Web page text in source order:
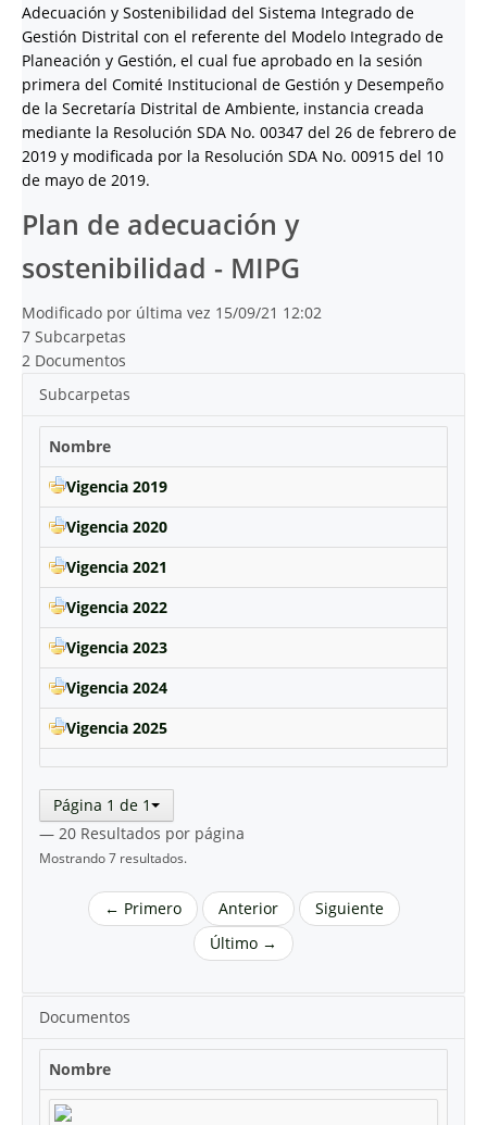
Adecuación y Sostenibilidad del Sistema Integrado de
Gestión Distrital con el referente del Modelo Integrado de
Planeación y Gestión, el cual fue aprobado en la sesión
primera del Comité Institucional de Gestión y Desempeño
de la Secretaría Distrital de Ambiente, instancia creada
mediante la Resolución SDA No. 00347 del 26 de febrero de
2019 y modificada por la Resolución SDA No. 00915 del 10
de mayo de 2019.
Plan de adecuación y
sostenibilidad - MIPG
Modificado por última vez 15/09/21 12:02
7 Subcarpetas
2 Documentos
Subcarpetas
Nombre
Vigencia 2019
Vigencia 2020
Vigencia 2021
Vigencia 2022
Vigencia 2023
Vigencia 2024
Vigencia 2025
Página 1 de 1
— 20 Resultados por página
Mostrando 7 resultados.
← Primero Anterior
Siguiente
Último →
Documentos
Nombre